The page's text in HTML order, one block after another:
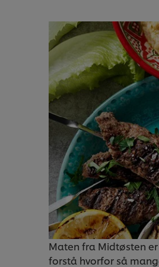
Maten fra Midtøsten
forstå hvorfor så